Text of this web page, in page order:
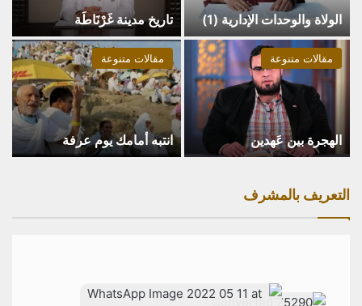
الولاة والوحدات الإدارية (1) تاريخ مدينة غَرْنَاطَة
مقالات متنوعة
الهجرة بين عَهدين
مقالات متنوعة
انتبه أمامك يوم عرفة
التعريف بالمشرف